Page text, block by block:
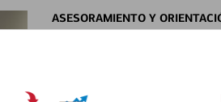
ASESORAMIENTO Y
Con